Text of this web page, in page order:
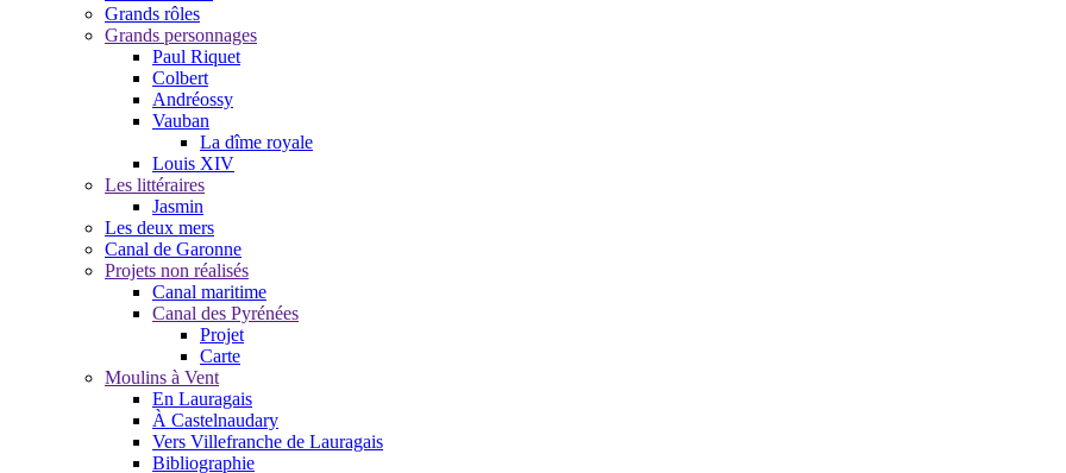
Grands rôles
Grands personnages
Paul Riquet
Colbert
Andréossy
Vauban
La dîme royale
Louis XIV
Les littéraires
Jasmin
Les deux mers
Canal de Garonne
Projets non réalisés
Canal maritime
Canal des Pyrénées
Projet
Carte
Moulins à Vent
En Lauragais
À Castelnaudary
Vers Villefranche de Lauragais
Bibliographie